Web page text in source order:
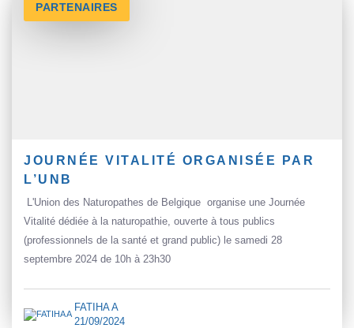
PARTENAIRES
JOURNÉE VITALITÉ ORGANISÉE PAR
L’UNB
L'Union des Naturopathes de Belgique organise une Journée
Vitalité dédiée à la naturopathie, ouverte à tous publics
(professionnels de la santé et grand public) le samedi 28
septembre 2024 de 10h à 23h30
FATIHA A
21/09/2024